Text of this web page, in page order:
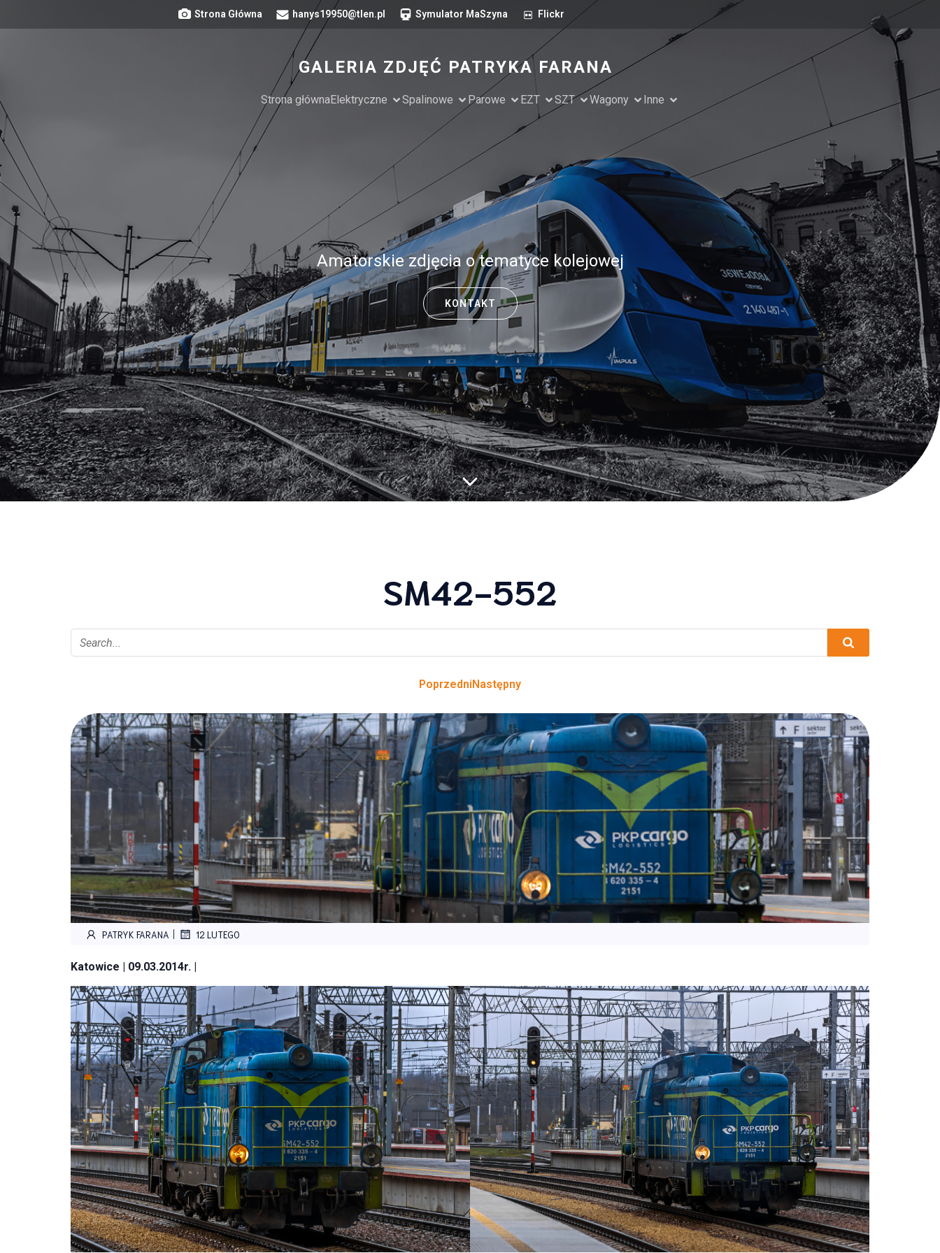
Strona Główna hanys19950@tlen.pl Symulator MaSzyna Flickr
GALERIA ZDJĘĆ PATRYKA FARANA
Strona głównaElektryczne Spalinowe Parowe EZT SZT Wagony Inne
Amatorskie zdjęcia o tematyce kolejowej
KONTAKT
SM42-552
PoprzedniNastępny
PATRYK FARANA | 12 LUTEGO
Katowice | 09.03.2014r. |